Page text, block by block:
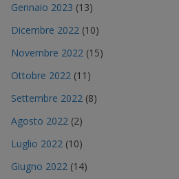
Gennaio 2023 (13)
Dicembre 2022 (10)
Novembre 2022 (15)
Ottobre 2022 (11)
Settembre 2022 (8)
Agosto 2022 (2)
Luglio 2022 (10)
Giugno 2022 (14)